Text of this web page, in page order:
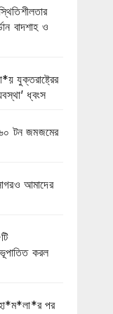
বাদশাহ ও
যুক্তরাষ্ট্রের
ধ্বংস
টন জমজমের
আমাদের
করল
হা*ম*লা*র পর